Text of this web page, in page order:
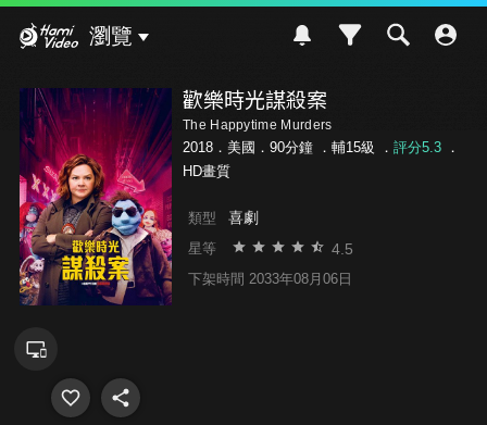
瀏覽
歡樂時光謀殺案
The Happytime Murders
2018．美國．90分鐘 ． 輔15級 ． 評分5.3．
HD畫質
類型 喜劇
星等 4.5
下架時間 2033年08月06日